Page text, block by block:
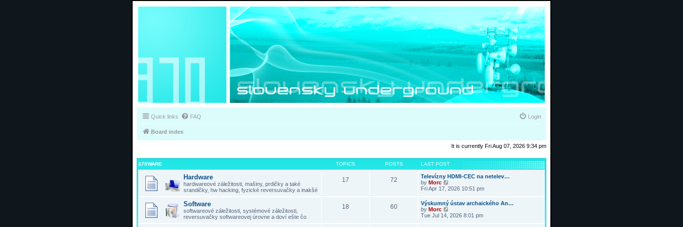
Quick links FAQ Login
Board index
It is currently Fri Aug 07, 2026 9:34 pm
370WARE TOPICS POSTS LAST POST
Hardware
hardwareové záležitosti, mašiny, prdičky a také
srandičky, hw hacking, fyzické reversuvačky a inakšé
17 72
Televízny HDMI-CEC na netelev…
by Morc
i
w
t
h
e
Fri Apr 17, 2026 10:51 pm
Software
softwareové záležitosti, systémové záležitosti,
reversuvačky softwareovej úrovne a doví ešte čo
18 60
Výskumný ústav archaického An…
by Morc
i
Tue Jul 14, 2026 8:01 pm